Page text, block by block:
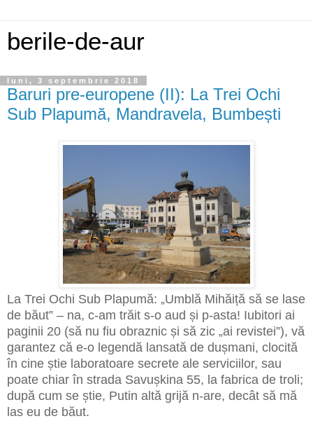
berile-de-aur
luni, 3 septembrie 2018
Baruri pre-europene (II): La Trei Ochi
Sub Plapumă, Mandravela, Bumbești
La Trei Ochi Sub Plapumă: „Umblă Mihăiță să se lase
de băut” – na, c-am trăit s-o aud și p-asta! Iubitori ai
paginii 20 (să nu fiu obraznic și să zic „ai revistei”), vă
garantez că e-o legendă lansată de dușmani, clocită
în cine știe laboratoare secrete ale serviciilor, sau
poate chiar în strada Savușkina 55, la fabrica de troli;
după cum se știe, Putin altă grijă n-are, decât să mă
las eu de băut.